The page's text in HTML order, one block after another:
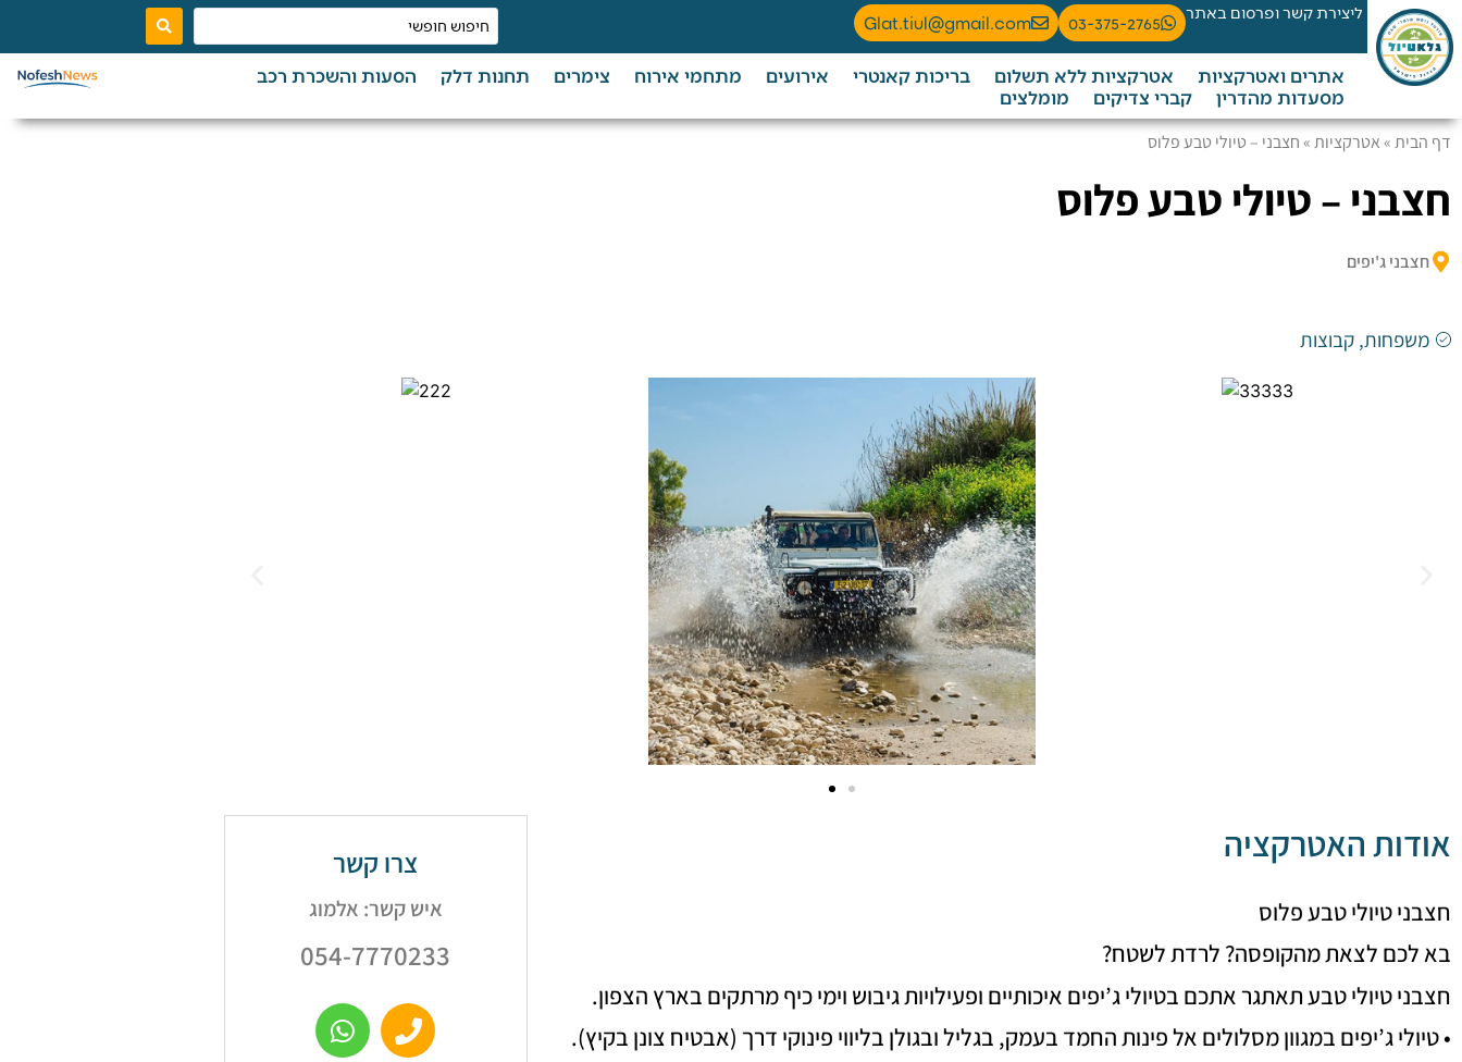
ליצירת קשר ופרסום באתר 03-375-2765
Glat.tiul@gmail.com
אתרים ואטרקציות אטרקציות ללא תשלום בריכות קאנטרי אירועים מתחמי אירוח צימרים תחנות דלק
הסעות והשכרת רכב
מסעדות מהדרין
קברי צדיקים מומלצים
דף הבית»אטרקציות»חצבני – טיולי טבע פלוס
חצבני – טיולי טבע פלוס
חצבני ג'יפים
משפחות, קבוצות
אודות האטרקציה
חצבני טיולי טבע פלוס
בא לכם לצאת מהקופסה? לרדת לשטח?
חצבני טיולי טבע תאתגר אתכם בטיולי ג’יפים איכותיים ופעילויות גיבוש וימי כיף מרתקים בארץ הצפון.
• טיולי ג’יפים במגוון מסלולים אל פינות החמד בעמק, בגליל ובגולן בליווי פינוקי דרך (אבטיח צונן בקיץ).
צרו קשר
איש קשר: אלמוג
054-7770233